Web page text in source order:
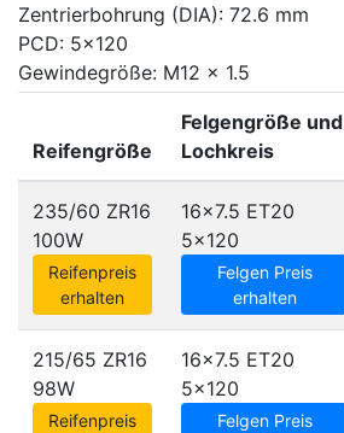
Zentrierbohrung (DIA): 72.6 mm
PCD: 5x120
Gewindegröße: M12 x 1.5
Reifengröße
Felgengröße und
Lochkreis
235/60 ZR16
100W
Reifenpreis
erhalten
16x7.5 ET20
5x120
Felgen Preis
erhalten
215/65 ZR16
98W
Reifenpreis
16x7.5 ET20
5x120
Felgen Preis